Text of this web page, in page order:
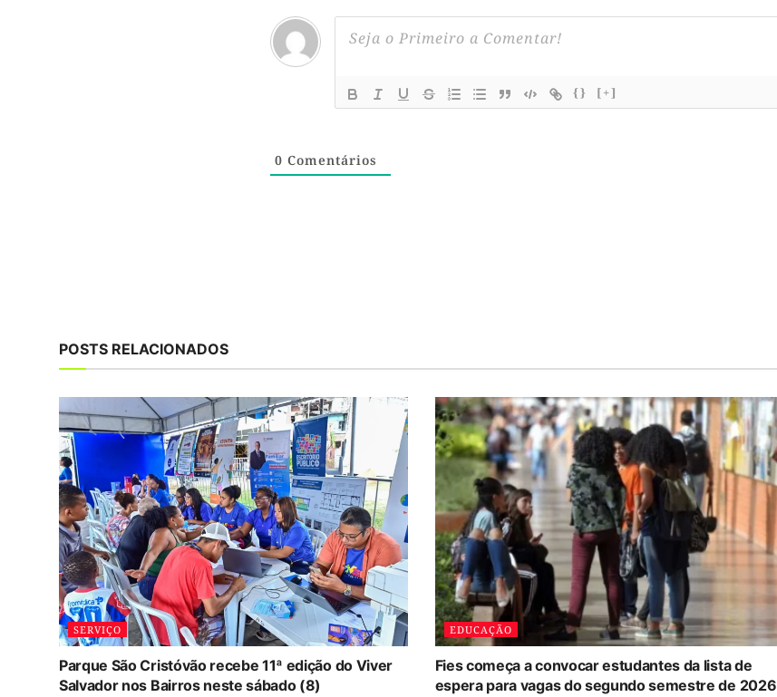
{} [+]
0 Comentários
POSTS RELACIONADOS
SERVIÇO
Parque São Cristóvão recebe 11ª edição do Viver
Salvador nos Bairros neste sábado (8)
EDUCAÇÃO
Fies começa a convocar estudantes da lista de
espera para vagas do segundo semestre de 2026